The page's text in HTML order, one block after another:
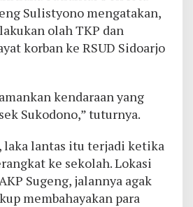
Sulistyono mengatakan,
olah TKP dan
korban ke RSUD Sidoarjo
kendaraan yang
Sukodono,” tuturnya.
laka lantas itu terjadi ketika
ke sekolah. Lokasi
Sugeng, jalannya agak
membahayakan para